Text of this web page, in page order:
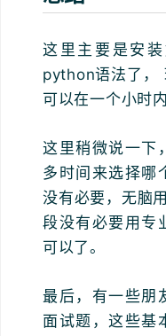
这里主要是安
python语法了，
可以在一个小时
这里稍微说一下
多时间来选择哪
没有必要，无脑
段没有必要用专
可以了。
最后，有一些朋
面试题，这些基